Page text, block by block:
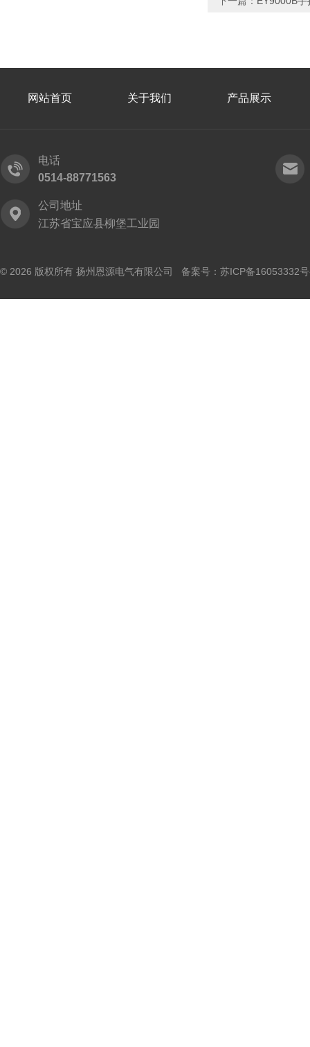
网站首页 关于我们 产品展示
电话
0514-88771563
公司地址
江苏省宝应县柳堡工业园
© 2026 版权所有 扬州恩源电气有限公司 备案号： 苏ICP备16053332